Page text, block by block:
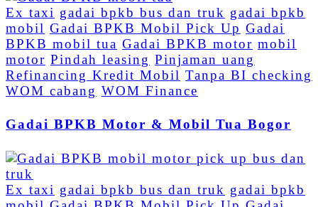
Ex taxi gadai bpkb bus dan truk gadai bpkb
mobil Gadai BPKB Mobil Pick Up Gadai
BPKB mobil tua Gadai BPKB motor mobil
motor Pindah leasing Pinjaman uang
Refinancing Kredit Mobil Tanpa BI checking
WOM cabang WOM Finance
Gadai BPKB Motor & Mobil Tua Bogor
Ex taxi gadai bpkb bus dan truk gadai bpkb